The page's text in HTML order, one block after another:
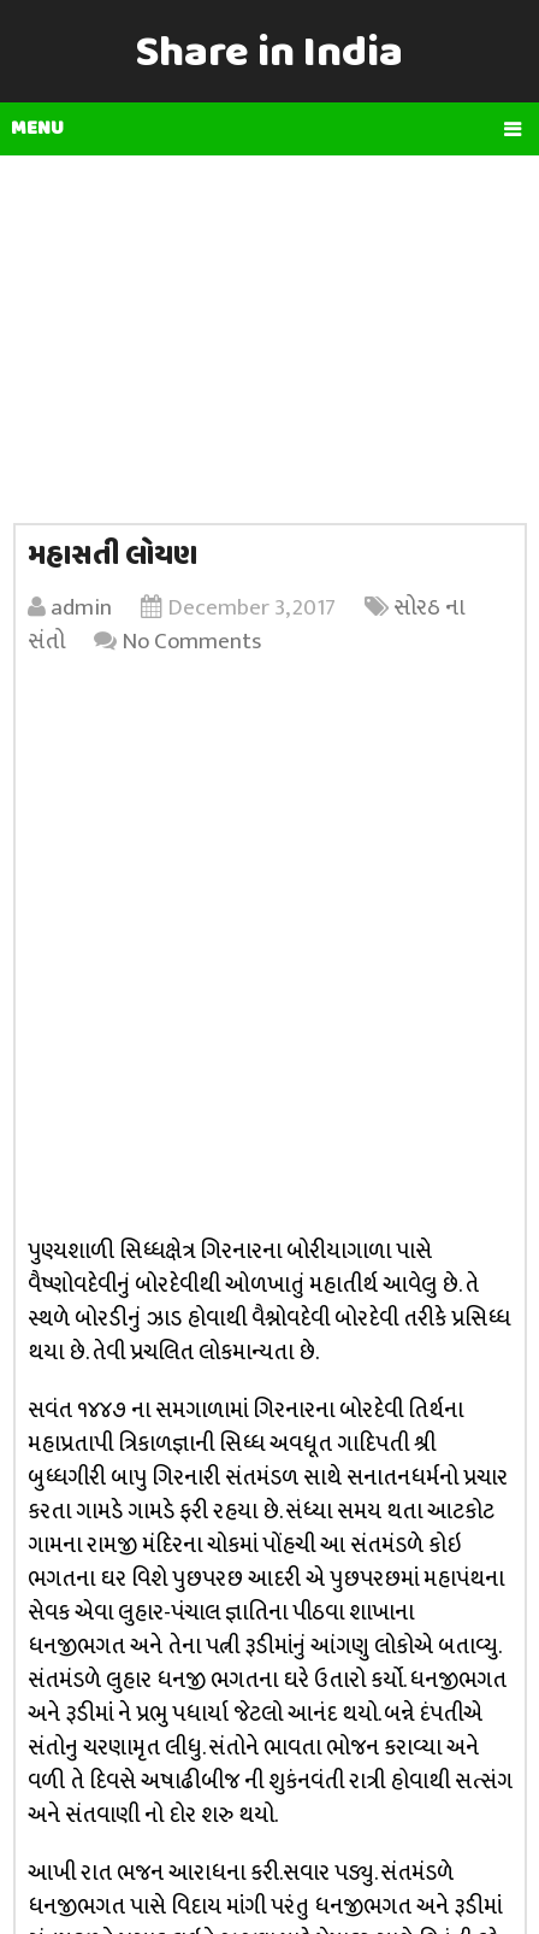
Share in India
MENU
મહાસતી લોયણ
admin December 3, 2017
સોરઠ ના
સંતો
No Comments
પુણ્યશાળી સિધ્ધક્ષેત્ર ગિરનારના બોરીયાગાળા પાસે
વૈષ્ણોવદેવીનું બોરદેવીથી ઓળખાતું મહાતીર્થ આવેલુ છે. તે
સ્થળે બોરડીનું ઝાડ હોવાથી વૈશ્નોવદેવી બોરદેવી તરીકે પ્રસિધ્ધ
થયા છે. તેવી પ્રચલિત લોકમાન્યતા છે.
સવંત ૧૪૪૭ ના સમગાળામાં ગિરનારના બોરદેવી તિર્થના
મહાપ્રતાપી ત્રિકાળજ્ઞાની સિધ્ધ અવધૂત ગાદિપતી શ્રી
બુધ્ધગીરી બાપુ ગિરનારી સંતમંડળ સાથે સનાતનધર્મનો પ્રચાર
કરતા ગામડે ગામડે ફરી રહયા છે. સંધ્યા સમય થતા આટકોટ
ગામના રામજી મંદિરના ચોકમાં પોંહચી આ સંતમંડળે કોઇ
ભગતના ઘર વિશે પુછપરછ આદરી એ પુછપરછમાં મહાપંથના
સેવક એવા લુહાર-પંચાલ જ્ઞાતિના પીઠવા શાખાના
ધનજીભગત અને તેના પત્ની રૂડીમાંનું આંગણુ લોકોએ બતાવ્યુ.
સંતમંડળે લુહાર ધનજી ભગતના ઘરે ઉતારો કર્યો. ધનજીભગત
અને રૂડીમાં ને પ્રભુ પધાર્યા જેટલો આનંદ થયો. બન્ને દંપતીએ
સંતોનુ ચરણામૃત લીધુ. સંતોને ભાવતા ભોજન કરાવ્યા અને
વળી તે દિવસે અષાઢીબીજ ની શુકંનવંતી રાત્રી હોવાથી સત્સંગ
અને સંતવાણી નો દોર શરુ થયો.
આખી રાત ભજન આરાધના કરી.સવાર પડ્યુ. સંતમંડળે
ધનજીભગત પાસે વિદાય માંગી પરંતુ ધનજીભગત અને રૂડીમાં